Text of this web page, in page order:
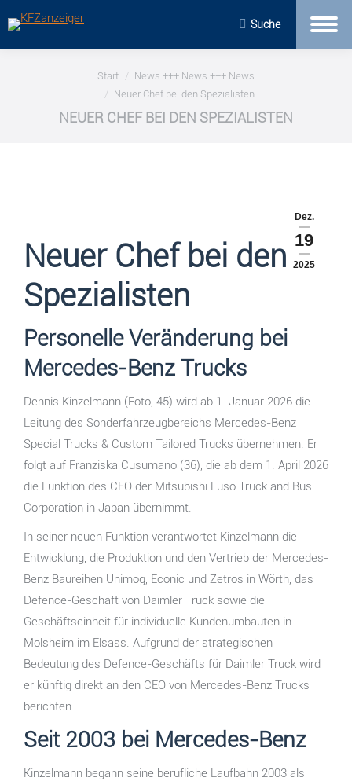
Suche
Sie befinden sich hier:
Start
News +++ News +++ News
Neuer Chef bei den Spezialisten
NEUER CHEF BEI DEN SPEZIALISTEN
Dez.
19
2025
Neuer Chef bei den
Spezialisten
Personelle Veränderung bei
Mercedes-Benz Trucks
Dennis Kinzelmann (Foto, 45) wird ab 1. Januar 2026 die
Leitung des Sonderfahrzeugbereichs Mercedes-Benz
Special Trucks & Custom Tailored Trucks übernehmen. Er
folgt auf Franziska Cusumano (36), die ab dem 1. April 2026
die Funktion des CEO der Mitsubishi Fuso Truck and Bus
Corporation in Japan übernimmt.
In seiner neuen Funktion verantwortet Kinzelmann die
Entwicklung, die Produktion und den Vertrieb der Mercedes-
Benz Baureihen Unimog, Econic und Zetros in Wörth, das
Defence-Geschäft von Daimler Truck sowie die
Geschäftseinheit für individuelle Kundenumbauten in
Molsheim im Elsass. Aufgrund der strategischen
Bedeutung des Defence-Geschäfts für Daimler Truck wird
er künftig direkt an den CEO von Mercedes-Benz Trucks
berichten.
Seit 2003 bei Mercedes-Benz
Kinzelmann begann seine berufliche Laufbahn 2003 als